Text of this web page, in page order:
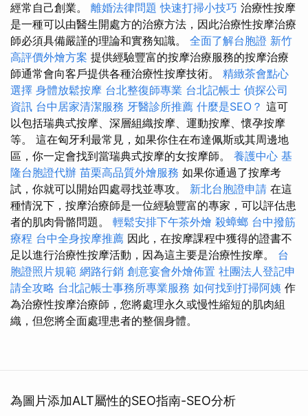
經常自己創業。 離婚法律問題 快速打掃小技巧 治療性按摩
是一種可以由醫生開處方的治療方法，因此治療性按摩治療
師必須具備嚴謹的理論和實務知識。 全面了解台胞證 新竹
高評價外燴方案 提供經驗豐富的按摩治療服務的按摩治療
師通常會向客戶提供各種治療性按摩技術。 精緻茶會點心
選擇 身體放鬆按摩 台北整復師專業 台北記帳士 偵探公司
資訊 台中居家清潔服務 牙醫診所推薦 什麼是SEO？ 這可
以包括瑞典式按摩、深層組織按摩、運動按摩、懷孕按摩
等。 這在匈牙利最常見，如果你住在布達佩斯或其周邊地
區，你一定會找到當瑞典式按摩的女按摩師。 養護中心 基
隆台胞證代辦 苗栗高品質外燴服務 如果你通過了按摩考
試，你就可以開始四處尋找並專攻。 新北台胞證申請 在這
種情況下，按摩治療師是一位經驗豐富的專家，可以評估患
者的肌肉骨骼問題。 輕鬆安排下午茶外燴 殺蟑螂 台中撥筋
療程 台中全身按摩推薦 因此，在按摩課程中獲得的證書不
足以進行治療性按摩活動，因為這主要是治療性按摩。 台
胞證照片規範 網路行銷 創意宴會外燴佈置 社團法人登記申
請全攻略 台北記帳士事務所專業服務 如何找到打掃阿姨 作
為治療性按摩治療師，您將處理永久或慢性縮短的肌肉組
織，但您將全面處理患者的整個身體。
為圖片添加ALT屬性的SEO指南-SEO分析